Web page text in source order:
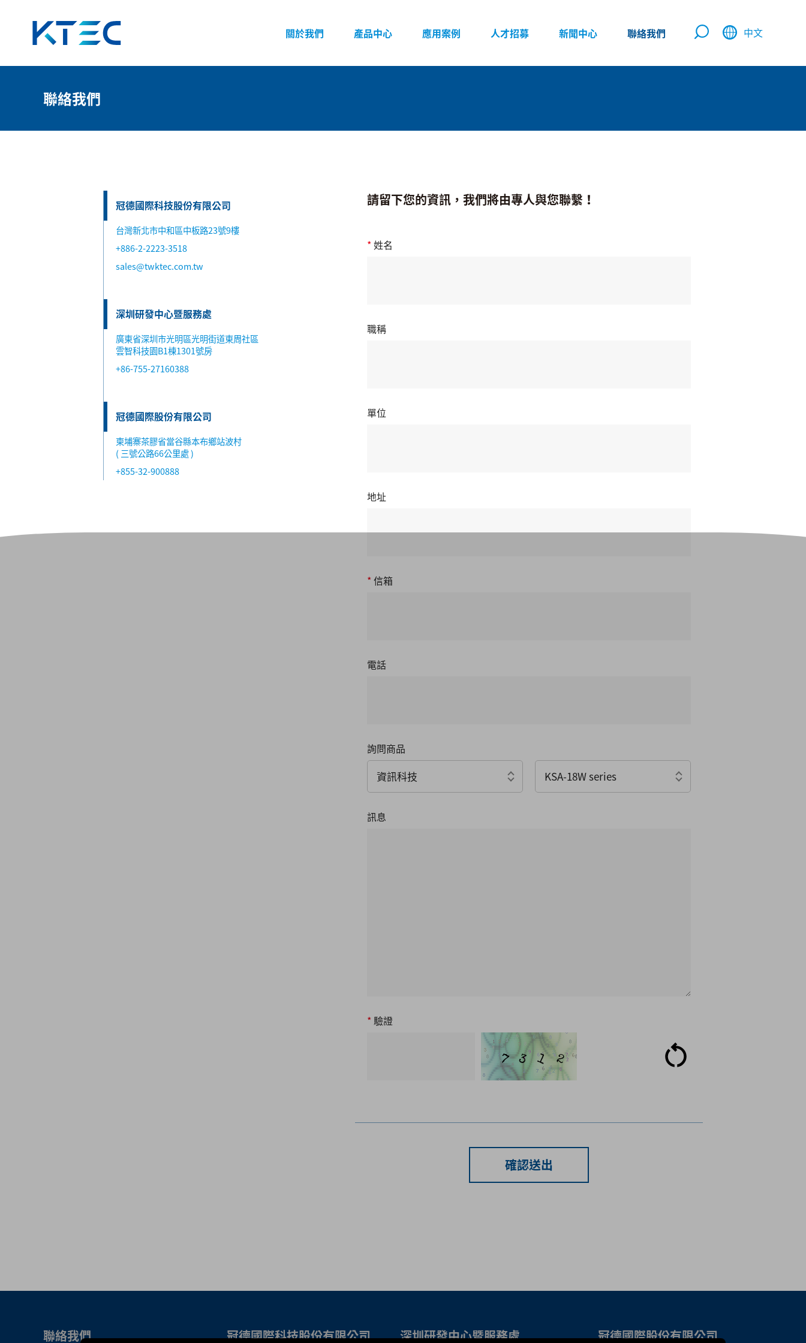
頁面導覽
關於我們 產品中心 應用案例 人才招募 新聞中心 聯絡我們 中文
聯絡我們
冠德國際科技股份有限公司
台灣新北市中和區中板路23號9樓
+886-2-2223-3518
sales@twktec.com.tw
深圳研發中心暨服務處
廣東省深圳市光明區光明街道東周社區
雲智科技園B1棟1301號房
+86-755-27160388
冠德國際股份有限公司
柬埔寨茶膠省當谷縣本布鄉站波村
( 三號公路66公里處 )
+855-32-900888
請留下您的資訊，我們將由專人與您聯繫！
*姓名
職稱
單位
地址
*信箱
電話
詢問商品
訊息
*驗證
確認送出
聯絡我們 冠德國際科技股份有限公司 深圳研發中心暨服務處 冠德國際股份有限公司